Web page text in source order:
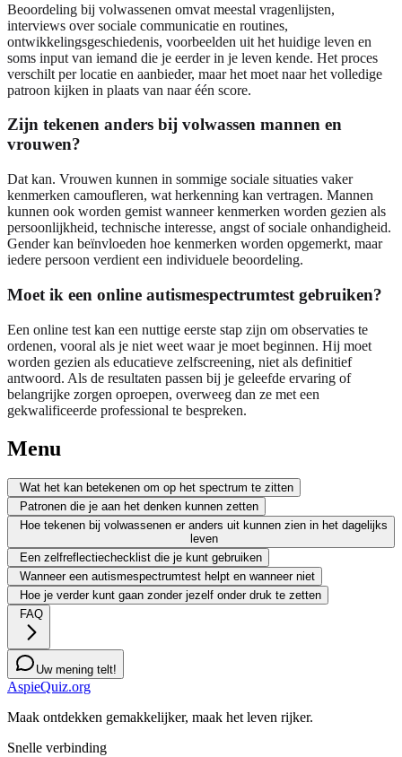
Beoordeling bij volwassenen omvat meestal vragenlijsten,
interviews over sociale communicatie en routines,
ontwikkelingsgeschiedenis, voorbeelden uit het huidige leven en
soms input van iemand die je eerder in je leven kende. Het proces
verschilt per locatie en aanbieder, maar het moet naar het volledige
patroon kijken in plaats van naar één score.
Zijn tekenen anders bij volwassen mannen en
vrouwen?
Dat kan. Vrouwen kunnen in sommige sociale situaties vaker
kenmerken camoufleren, wat herkenning kan vertragen. Mannen
kunnen ook worden gemist wanneer kenmerken worden gezien als
persoonlijkheid, technische interesse, angst of sociale onhandigheid.
Gender kan beïnvloeden hoe kenmerken worden opgemerkt, maar
iedere persoon verdient een individuele beoordeling.
Moet ik een online autismespectrumtest gebruiken?
Een online test kan een nuttige eerste stap zijn om observaties te
ordenen, vooral als je niet weet waar je moet beginnen. Hij moet
worden gezien als educatieve zelfscreening, niet als definitief
antwoord. Als de resultaten passen bij je geleefde ervaring of
belangrijke zorgen oproepen, overweeg dan ze met een
gekwalificeerde professional te bespreken.
Menu
Wat het kan betekenen om op het spectrum te zitten
Patronen die je aan het denken kunnen zetten
Hoe tekenen bij volwassenen er anders uit kunnen zien in het dagelijks
leven
Een zelfreflectiechecklist die je kunt gebruiken
Wanneer een autismespectrumtest helpt en wanneer niet
Hoe je verder kunt gaan zonder jezelf onder druk te zetten
FAQ
Uw mening telt!
AspieQuiz.org
Maak ontdekken gemakkelijker, maak het leven rijker.
Snelle verbinding